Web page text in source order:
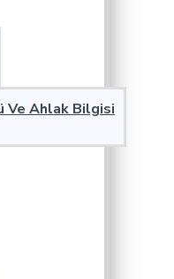
Ve Ahlak Bilgisi